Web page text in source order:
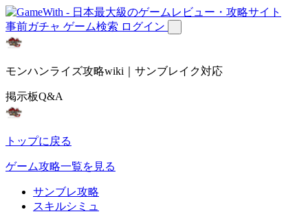
事前ガチャ ゲーム検索 ログイン
モンハンライズ攻略wiki｜サンブレイク対応
掲示板Q&A
トップに戻る
ゲーム攻略一覧を見る
サンブレ攻略
スキルシミュ